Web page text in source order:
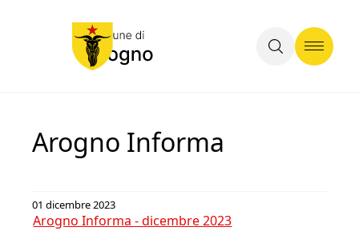
Arogno Informa
01 dicembre 2023
Arogno Informa - dicembre 2023